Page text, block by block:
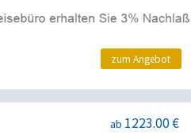
zum Angebot
ab 1223.00 €